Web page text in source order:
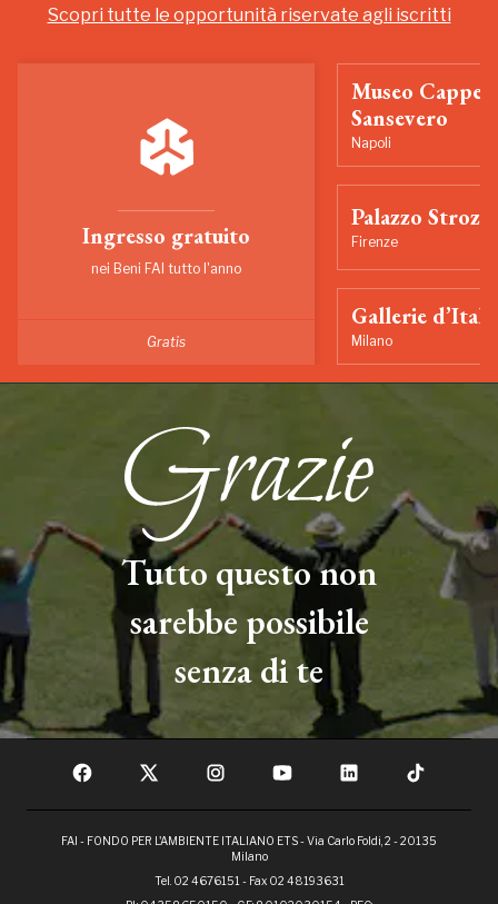
Scopri tutte le opportunità riservate agli iscritti
Ingresso gratuito
nei Beni FAI tutto l'anno
Gratis
Museo
Sansevero
Napoli
Palazzo Strozzi
Firenze
Gallerie
Milano
Tutto questo non
sarebbe possibile
senza di te
FAI - FONDO PER L'AMBIENTE ITALIANO ETS - Via Carlo Foldi, 2 - 20135
Milano
Tel. 02 4676151 - Fax 02 48193631